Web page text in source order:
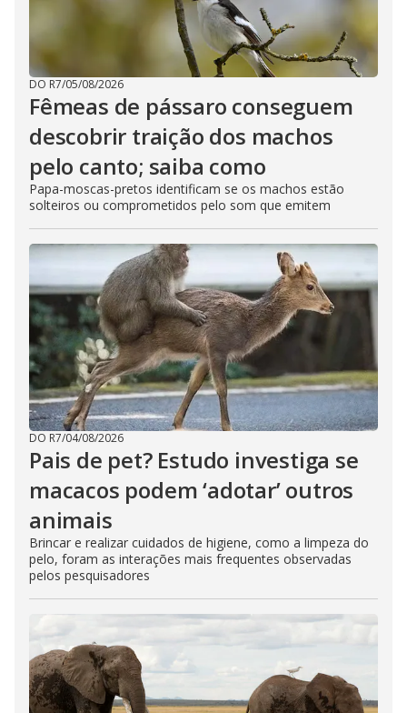
DO R7/05/08/2026
Fêmeas de pássaro conseguem
descobrir traição dos machos
pelo canto; saiba como
Papa-moscas-pretos identificam se os machos estão
solteiros ou comprometidos pelo som que emitem
DO R7/04/08/2026
Pais de pet? Estudo investiga se
macacos podem ‘adotar’ outros
animais
Brincar e realizar cuidados de higiene, como a limpeza do
pelo, foram as interações mais frequentes observadas
pelos pesquisadores